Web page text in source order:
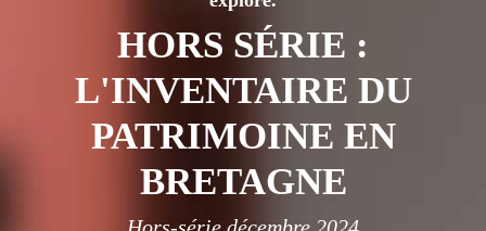
HORS SÉRIE :
L'INVENTAIRE DU
PATRIMOINE EN
BRETAGNE